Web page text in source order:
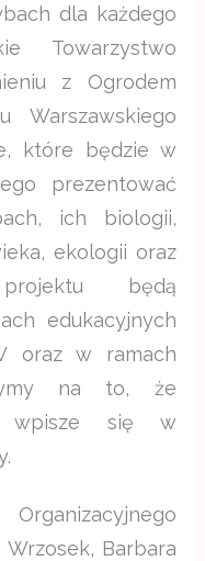
dla każdego
Towarzystwo
z Ogrodem
Warszawskiego
które będzie w
prezentować
ich biologii,
ekologii oraz
będą
edukacyjnych
oraz w ramach
na to, że
wpisze się w
Wrzosek, Barbara